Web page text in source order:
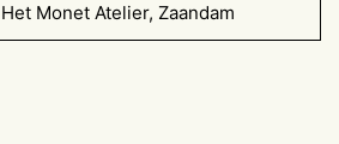
Het Monet Atelier, Zaandam